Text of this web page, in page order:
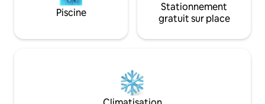
Piscine
Stationnement
gratuit sur place